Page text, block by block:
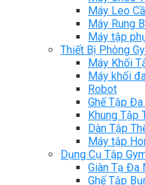
Máy Leo
Máy Rung
Máy tập
Thiết Bị Phòng
Máy Khối
Máy khối
Robot
Ghế Tập
Khung Tập
Dàn Tập
Máy tập
Dụng Cụ Tập
Giàn Tạ Đa
Ghế Tập